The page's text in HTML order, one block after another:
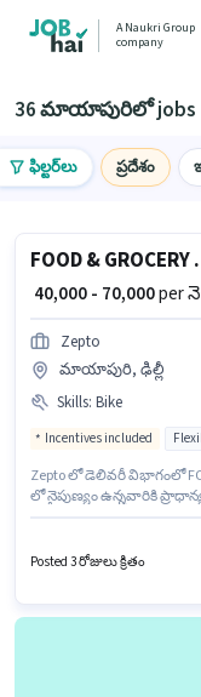
A Naukri Group
company
36 మాయాపురిలో jobs
ఫిల్టర్‌లు ప్రదేశం
FOOD
₹ 40,000 - 70,000per
Zepto
మాయాపురి, ఢిల్లీ
Skills: Bike
Incentives included
Zepto లో డెలివరీ విభాగంలో
లో నైపుణ్యం ఉన్నవారికి
ఉండటం ముఖ్యం.
Posted 3 రోజులు క్రితం